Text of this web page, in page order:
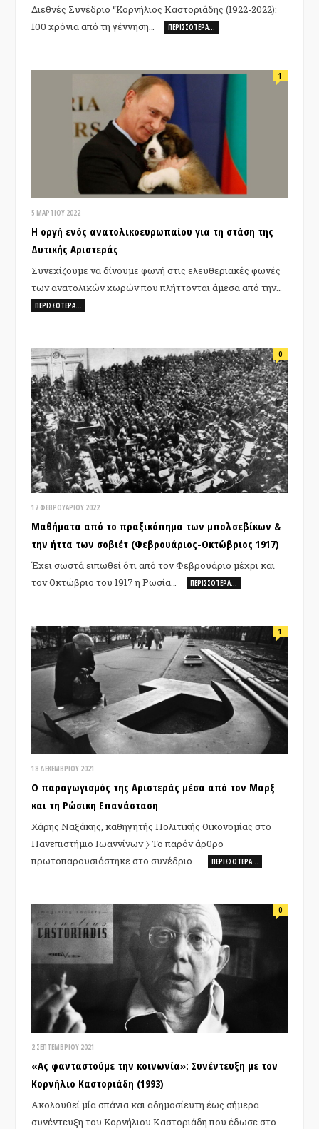
Διεθνές Συνέδριο “Κορνήλιος Καστοριάδης (1922-2022):
100 χρόνια από τη γέννηση…
ΠΕΡΙΣΣΌΤΕΡΑ…
5 ΜΑΡΤΊΟΥ 2022
1
H οργή ενός ανατολικοευρωπαίου για τη στάση της
Δυτικής Αριστεράς
Συνεχίζουμε να δίνουμε φωνή στις ελευθεριακές φωνές
των ανατολικών χωρών που πλήττονται άμεσα από την…
ΠΕΡΙΣΣΌΤΕΡΑ…
17 ΦΕΒΡΟΥΑΡΊΟΥ 2022
0
Μαθήματα από το πραξικόπημα των μπολσεβίκων &
την ήττα των σοβιέτ (Φεβρουάριος-Οκτώβριος 1917)
Έχει σωστά ειπωθεί ότι από τον Φεβρουάριο μέχρι και
τον Οκτώβριο του 1917 η Ρωσία…
ΠΕΡΙΣΣΌΤΕΡΑ…
18 ΔΕΚΕΜΒΡΊΟΥ 2021
1
Ο παραγωγισμός της Aριστεράς μέσα από τον Μαρξ
και τη Ρώσικη Επανάσταση
Χάρης Ναξάκης, καθηγητής Πολιτικής Οικονομίας στο
Πανεπιστήμιο Ιωαννίνων 〉 Το παρόν άρθρο
πρωτοπαρουσιάστηκε στο συνέδριο…
ΠΕΡΙΣΣΌΤΕΡΑ…
2 ΣΕΠΤΕΜΒΡΊΟΥ 2021
0
«Ας φανταστούμε την κοινωνία»: Συνέντευξη με τον
Κορνήλιο Καστοριάδη (1993)
Ακολουθεί μία σπάνια και αδημοσίευτη έως σήμερα
συνέντευξη του Κορνήλιου Καστοριάδη που έδωσε στο